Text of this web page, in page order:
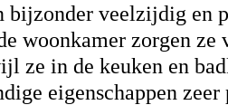
bijzonder veelzijdig en
woonkamer zorgen ze
ze in de keuken en
eigenschappen